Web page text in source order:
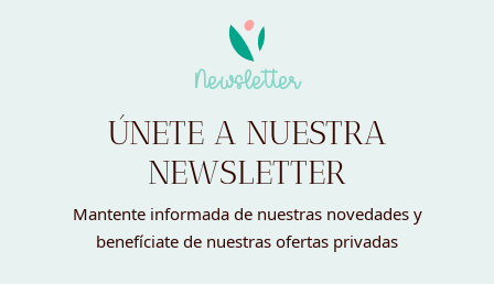
4,00 €.
Newsletter
ÚNETE A NUESTRA
NEWSLETTER
Mantente informada de nuestras novedades y
benefíciate de nuestras ofertas privadas